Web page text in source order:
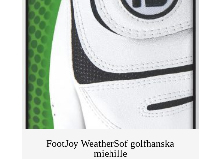
FootJoy WeatherSof golfhanska
miehille